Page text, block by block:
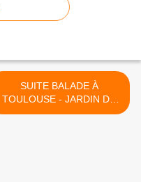
SUITE BALADE À
TOULOUSE - JARDIN DU
GRAND ROND et JARDIN